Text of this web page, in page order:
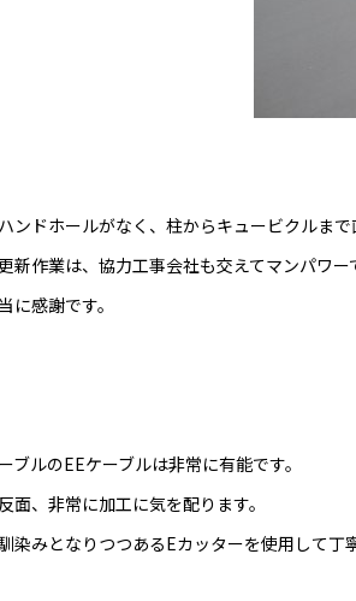
ンドホールがなく、柱からキュービクルま
新作業は、協力工事会社も交えてマンパワー
に感謝です。
ブルのEEケーブルは非常に有能です。
面、非常に加工に気を配ります。
染みとなりつつあるEカッターを使用して丁